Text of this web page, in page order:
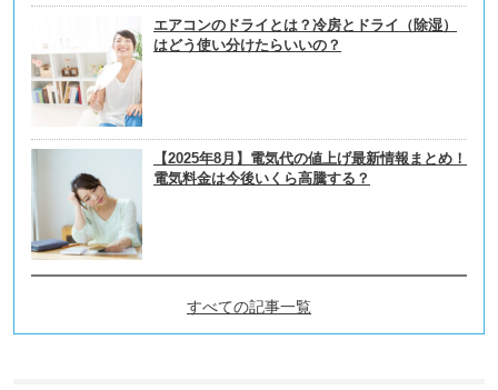
エアコンのドライとは？冷房とドライ（除湿）
はどう使い分けたらいいの？
【2025年8月】電気代の値上げ最新情報まとめ！
電気料金は今後いくら高騰する？
すべての記事一覧